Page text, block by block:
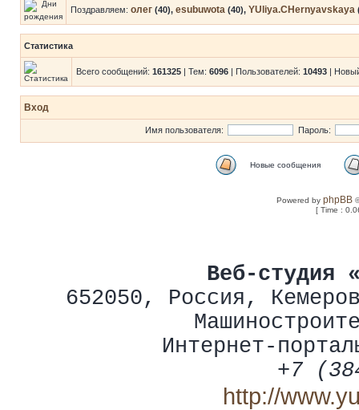
Поздравляем: олег (40), esubuwota (40), YUliya.CHernyavskaya
Статистика
Всего сообщений: 161325 | Тем: 6096 | Пользователей: 10493 |
Вход
Имя пользователя: Пароль:
Новые сообщения
Powered byphpBB
[ Time :
Веб-студия
652050, Россия ,
Интернет-
+7
http://